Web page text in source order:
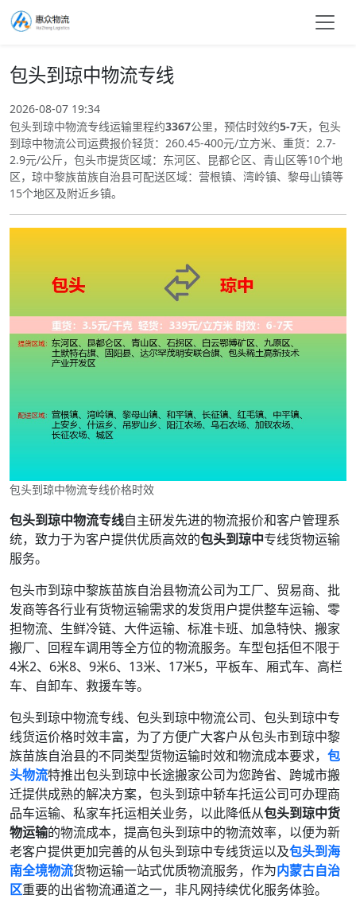
包头到琼中物流专线
2026-08-07 19:34
包头到琼中物流专线运输里程约3367公里，预估时效约5-7天，包头
到琼中物流公司运费报价轻货：260.45-400元/立方米、重货：2.7-
2.9元/公斤，包头市提货区域：东河区、昆都仑区、青山区等10个地
区，琼中黎族苗族自治县可配送区域：营根镇、湾岭镇、黎母山镇等
15个地区及附近乡镇。
包头到琼中物流专线价格时效
包头到琼中物流专线自主研发先进的物流报价和客户管理系
统，致力于为客户提供优质高效的包头到琼中专线货物运输
服务。
包头市到琼中黎族苗族自治县物流公司为工厂、贸易商、批
发商等各行业有货物运输需求的发货用户提供整车运输、零
担物流、生鲜冷链、大件运输、标准卡班、加急特快、搬家
搬厂、回程车调用等全方位的物流服务。车型包括但不限于
4米2、6米8、9米6、13米、17米5，平板车、厢式车、高栏
车、自卸车、救援车等。
包头到琼中物流专线、包头到琼中物流公司、包头到琼中专
线货运价格时效丰富，为了方便广大客户从包头市到琼中黎
族苗族自治县的不同类型货物运输时效和物流成本要求， 包
头物流特推出包头到琼中长途搬家公司为您跨省、跨城市搬
迁提供成熟的解决方案，包头到琼中轿车托运公司可办理商
品车运输、私家车托运相关业务，以此降低从包头到琼中货
物运输的物流成本，提高包头到琼中的物流效率，以便为新
老客户提供更加完善的从包头到琼中专线货运以及包头到海
南全境物流货物运输一站式优质物流服务，作为内蒙古自治
区重要的出省物流通道之一，非凡网持续优化服务体验。